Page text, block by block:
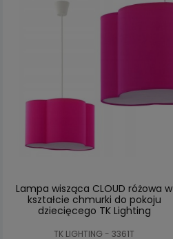
Lampa wisząca CLOUD różowa w
kształcie chmurki do pokoju
dziecięcego TK Lighting
TK LIGHTING - 3361T